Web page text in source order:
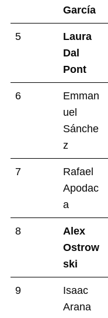
García
5
Laura
Dal
Pont
6
Emman
uel
Sánche
z
7
Rafael
Apodac
a
8
Alex
Ostrow
ski
9
Isaac
Arana